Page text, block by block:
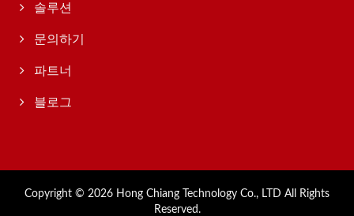
솔루션
문의하기
파트너
블로그
Copyright © 2026 Hong Chiang Technology Co., LTD All Rights
Reserved.